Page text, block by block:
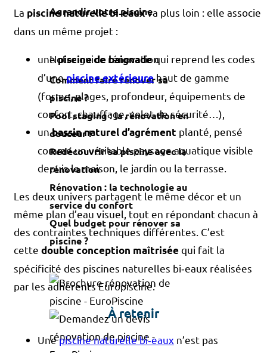
Agrandir votre piscine
Notre guide rénovation
Comment faire rénover sa
piscine ?
Pool staging : la rénovation en
douceur !
Redécouvrir sa piscine avec la
rénovation
Rénovation : la technologie au
service du confort
Quel budget pour rénover sa
piscine ?
La piscine naturelle bi‑eauxva plus loin : elle associe
dans un même projet :
unepiscine de baignadequi reprend les codes
d’unepiscine extérieurehaut de gamme
(forme, plages, profondeur, équipements de
confort, chauffage, volet de sécurité…),
unbassin naturel d’agrément planté, pensé
comme un véritable paysage aquatique visible
depuis la maison, le jardin ou la terrasse.
Les deux univers partagent le même décor et un
même plan d’eau visuel, tout en répondant chacun à
des contraintes techniques différentes. C’est
cette double conception maîtriséequi fait la
spécificité des piscines naturelles bi‑eaux réalisées
par les adhérents Europiscine.
À retenir
Unepiscine naturelle bi‑eaux n’est pas